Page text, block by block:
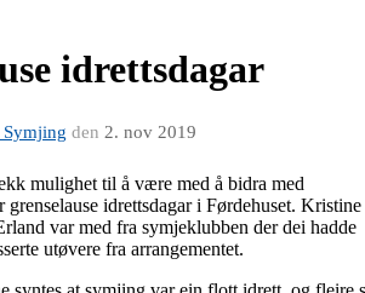
idrettsdagar
den 2. nov 2019
mulighet til å være med å bidra med
idrettsdagar i Førdehuset. Kristine
var med fra symjeklubben der dei hadde
utøvere fra arrangementet.